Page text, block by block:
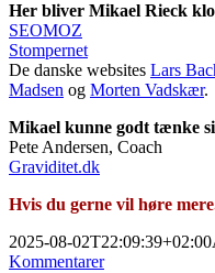
Her bliver Mikael Rieck
SEOMOZ
Stompernet
De danske websites Lars
Madsen og Morten Vadskær.
Mikael kunne godt tænke
Pete Andersen, Coach
Graviditet.dk
Hvis du gerne vil høre
2025-08-02T22:09:39+02:00
Kommentarer